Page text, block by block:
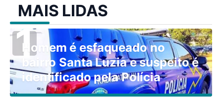
MAIS LIDAS
Homem é esfaqueado no
bairro Santa Luzia e suspeito é
identificado pela Polícia